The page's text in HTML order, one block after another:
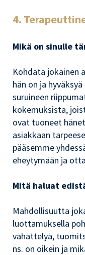
4.
Mikä on sinulle
Kohdata jokainen
hän on ja
suruineen
kokemuksista,
ovat tuoneet
asiakkaan
pääsemme
eheytymään ja
Mitä haluat
Mahdollisuutta
luottamuksella
vähättelyä,
ns. on oikein ja